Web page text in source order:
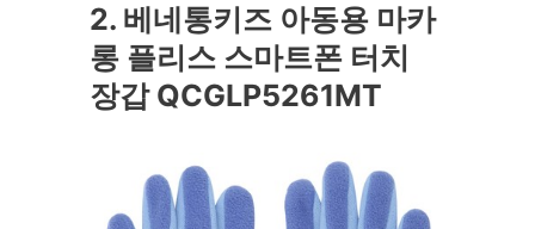
2. 베네통키즈 아동용 마카
롱 플리스 스마트폰 터치
장갑 QCGLP5261MT